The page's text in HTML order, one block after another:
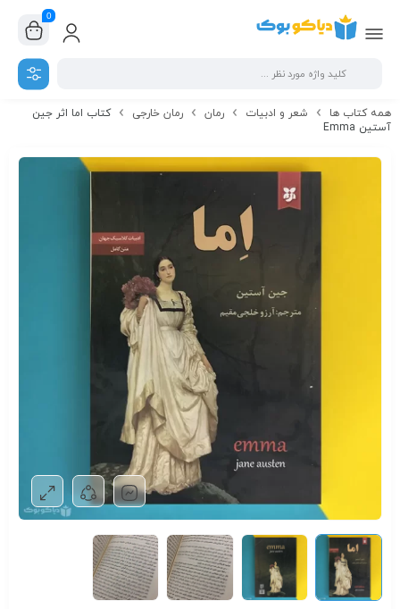
0
همه کتاب ها شعر و ادبیات رمان رمان خارجی
کتاب اما اثر جین
آستین Emma